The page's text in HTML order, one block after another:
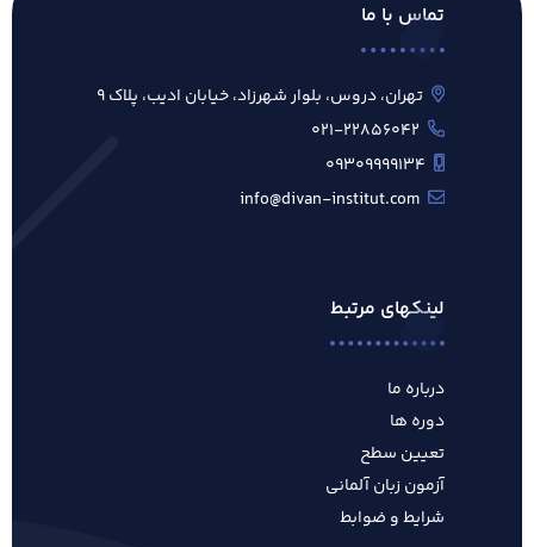
تماس با ما
تهران، دروس، بلوار شهرزاد، خیابان ادیب، پلاک ۹
لینکهای مرتبط
درباره ما
دوره ها
تعیین سطح
آزمون زبان آلمانی
شرایط و ضوابط